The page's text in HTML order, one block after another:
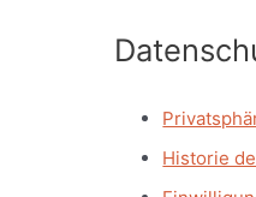
Historie